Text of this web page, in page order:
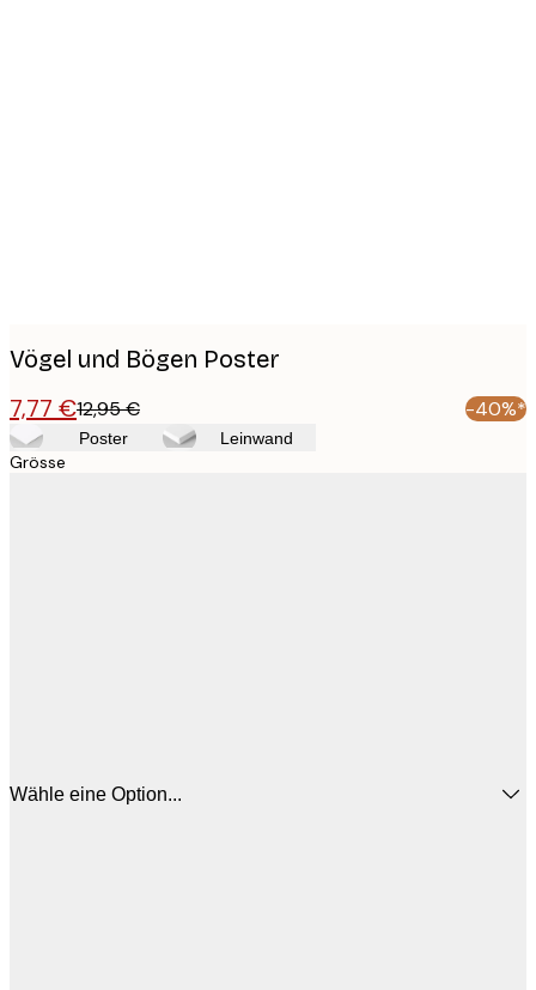
Vögel und Bögen Poster
7,77 €12,95 € -40%*
Poster Leinwand
Grösse
Wähle eine Option...